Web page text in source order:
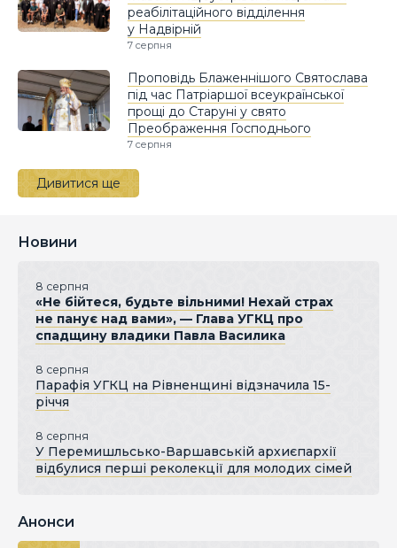
реабілітаційного відділення
у Надвірній
7 серпня
Проповідь Блаженнішого Святослава
під час Патріаршої всеукраїнської
прощі до Старуні у свято
Преображення Господнього
7 серпня
Дивитися ще
Новини
8 серпня
«Не бійтеся, будьте вільними! Нехай страх
не панує над вами», — Глава УГКЦ про
спадщину владики Павла Василика
8 серпня
Парафія УГКЦ на Рівненщині відзначила 15-
річчя
8 серпня
У Перемишльсько-Варшавській архиєпархії
відбулися перші реколекції для молодих сімей
Анонси